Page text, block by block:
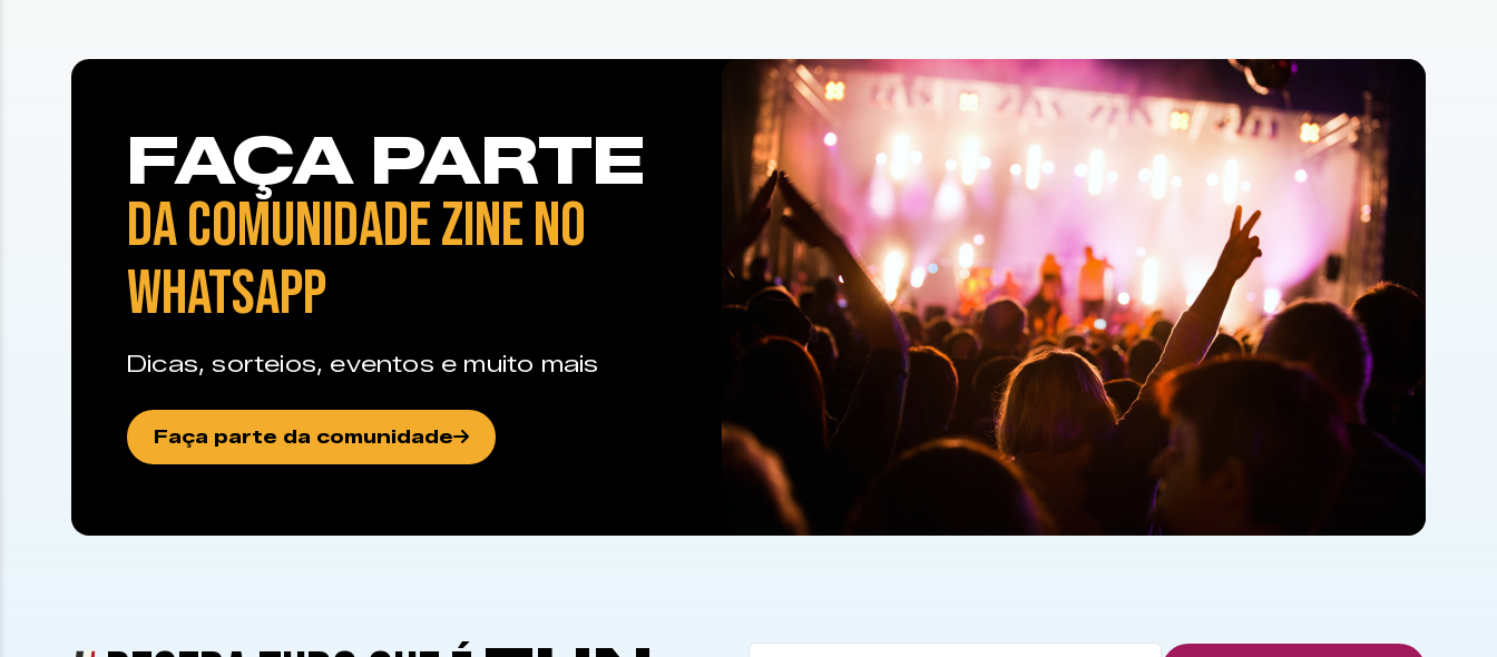
FAÇA PARTE
DA COMUNIDADE ZINE NO
WHATSAPP
Dicas, sorteios, eventos e muito mais
Faça parte da comunidade